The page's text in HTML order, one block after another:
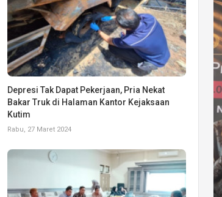
Depresi Tak Dapat Pekerjaan, Pria Nekat
Bakar Truk di Halaman Kantor Kejaksaan
Kutim
Rabu, 27 Maret 2024